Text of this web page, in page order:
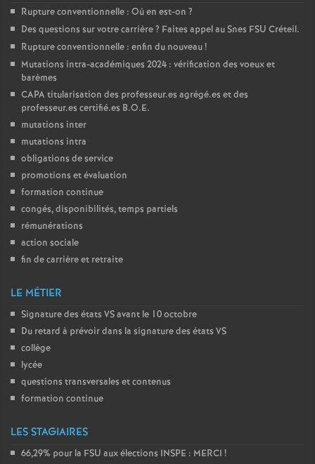
Rupture conventionnelle : Où en est-on ?
Des questions sur votre carrière? Faites appel au Snes FSU Créteil.
Rupture conventionnelle : enfin du nouveau!
Mutations intra-académiques 2024 : vérification des voeux et
barèmes
CAPAtitularisation des professeur.es agrégé.es et des
professeur.es certifié.es B.O.E.
mutations inter
mutations intra
obligations de service
promotions et évaluation
formation continue
congés, disponibilités, temps partiels
rémunérations
action sociale
fin de carrière et retraite
LE MÉTIER
Signature des états VSavant le 10 octobre
Du retard à prévoir dans la signature des états VS
collège
lycée
questions transversales et contenus
formation continue
LES STAGIAIRES
66,29% pour la FSU aux élections INSPE : MERCI !